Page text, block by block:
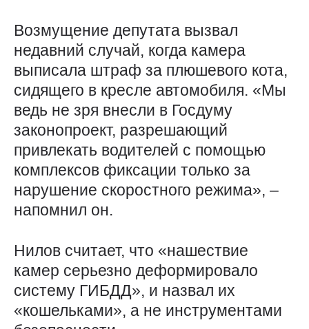
Возмущение депутата вызвал
недавний случай, когда камера
выписала штраф за плюшевого кота,
сидящего в кресле автомобиля. «Мы
ведь не зря внесли в Госдуму
законопроект, разрешающий
привлекать водителей с помощью
комплексов фиксации только за
нарушение скоростного режима», –
напомнил он.
Нилов считает, что «нашествие
камер серьезно деформировало
систему ГИБДД», и назвал их
«кошельками», а не инструментами